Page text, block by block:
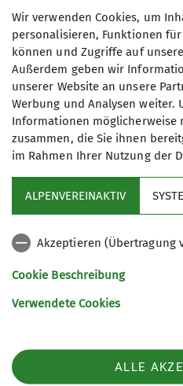
Leiter Familiengruppe
Die
mit dem Ziel,
unternehmen.
umfasst
mehrtägige
Alpen,
usw.
Wir sehen uns als
Aktionen sind
und erwünscht.
auch für
dergleichen offen.
ist keine
Anmeldung
Verbindliche Anmeldung
Sektion
Programm
90762 Fürth
Telefon +499117437033
Wir verwenden Cookies, um
personalisieren, Funktionen
können und Zugriffe auf
Außerdem geben wir
unserer Website an unsere
Werbung und Analysen weiter.
Informationen möglicherweise
zusammen, die Sie ihnen
im Rahmen Ihrer Nutzung der
ALPENVEREINAKTIV
Akzeptieren (Übertragung
Cookie Beschreibung
Verwendete Cookies
ALLE